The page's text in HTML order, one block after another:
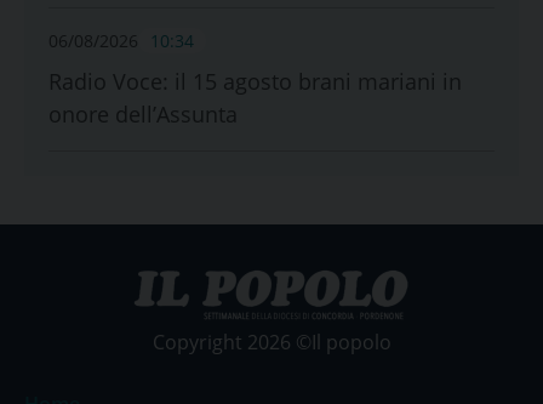
06/08/2026 10:34
Radio Voce: il 15 agosto brani mariani in
onore dell’Assunta
Copyright 2026 ©Il popolo